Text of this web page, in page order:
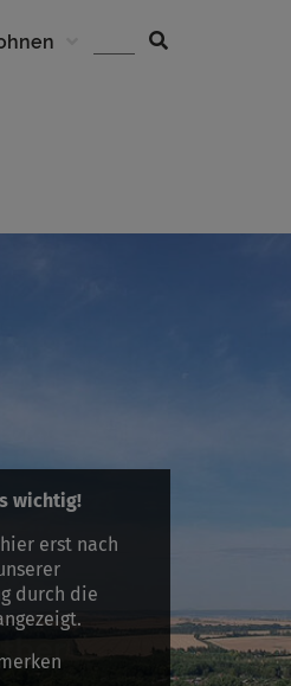
wichtig!
erst nach
durch die